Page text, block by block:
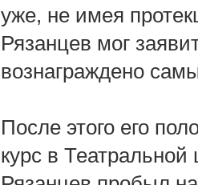
уже, не имея
Рязанцев мог
вознаграждено
После этого его
курс в